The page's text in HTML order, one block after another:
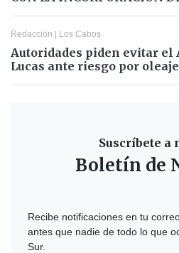
Redacción | Los Cabos
Autoridades piden evitar el
Lucas ante riesgo por oleaje
Suscríbete a
Boletín de
Recibe notificaciones en tu
antes que nadie de todo lo que
Sur.